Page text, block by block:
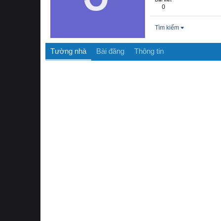
0
Tìm kiếm
Tường nhà Bài đăng Thông tin